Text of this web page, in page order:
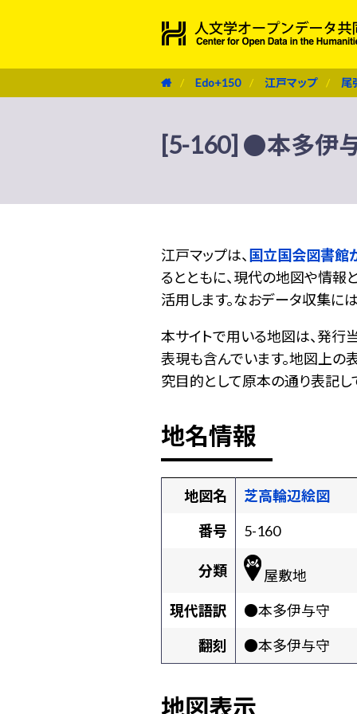
Edo+150 江戸マップ 尾
[5-160] ●本多伊
江戸マップは、 国立国会図書館
るとともに、現代の地図や情報
活用します。なおデータ収集に
本サイトで用いる地図は、発行
表現も含んでいます。地図上の
究目的として原本の通り表記し
地名情報
地図名
芝高輪辺絵図
番号
5-160
分類
屋敷地
現代語訳
●本多伊与守
翻刻
●本多伊与守
地図表示